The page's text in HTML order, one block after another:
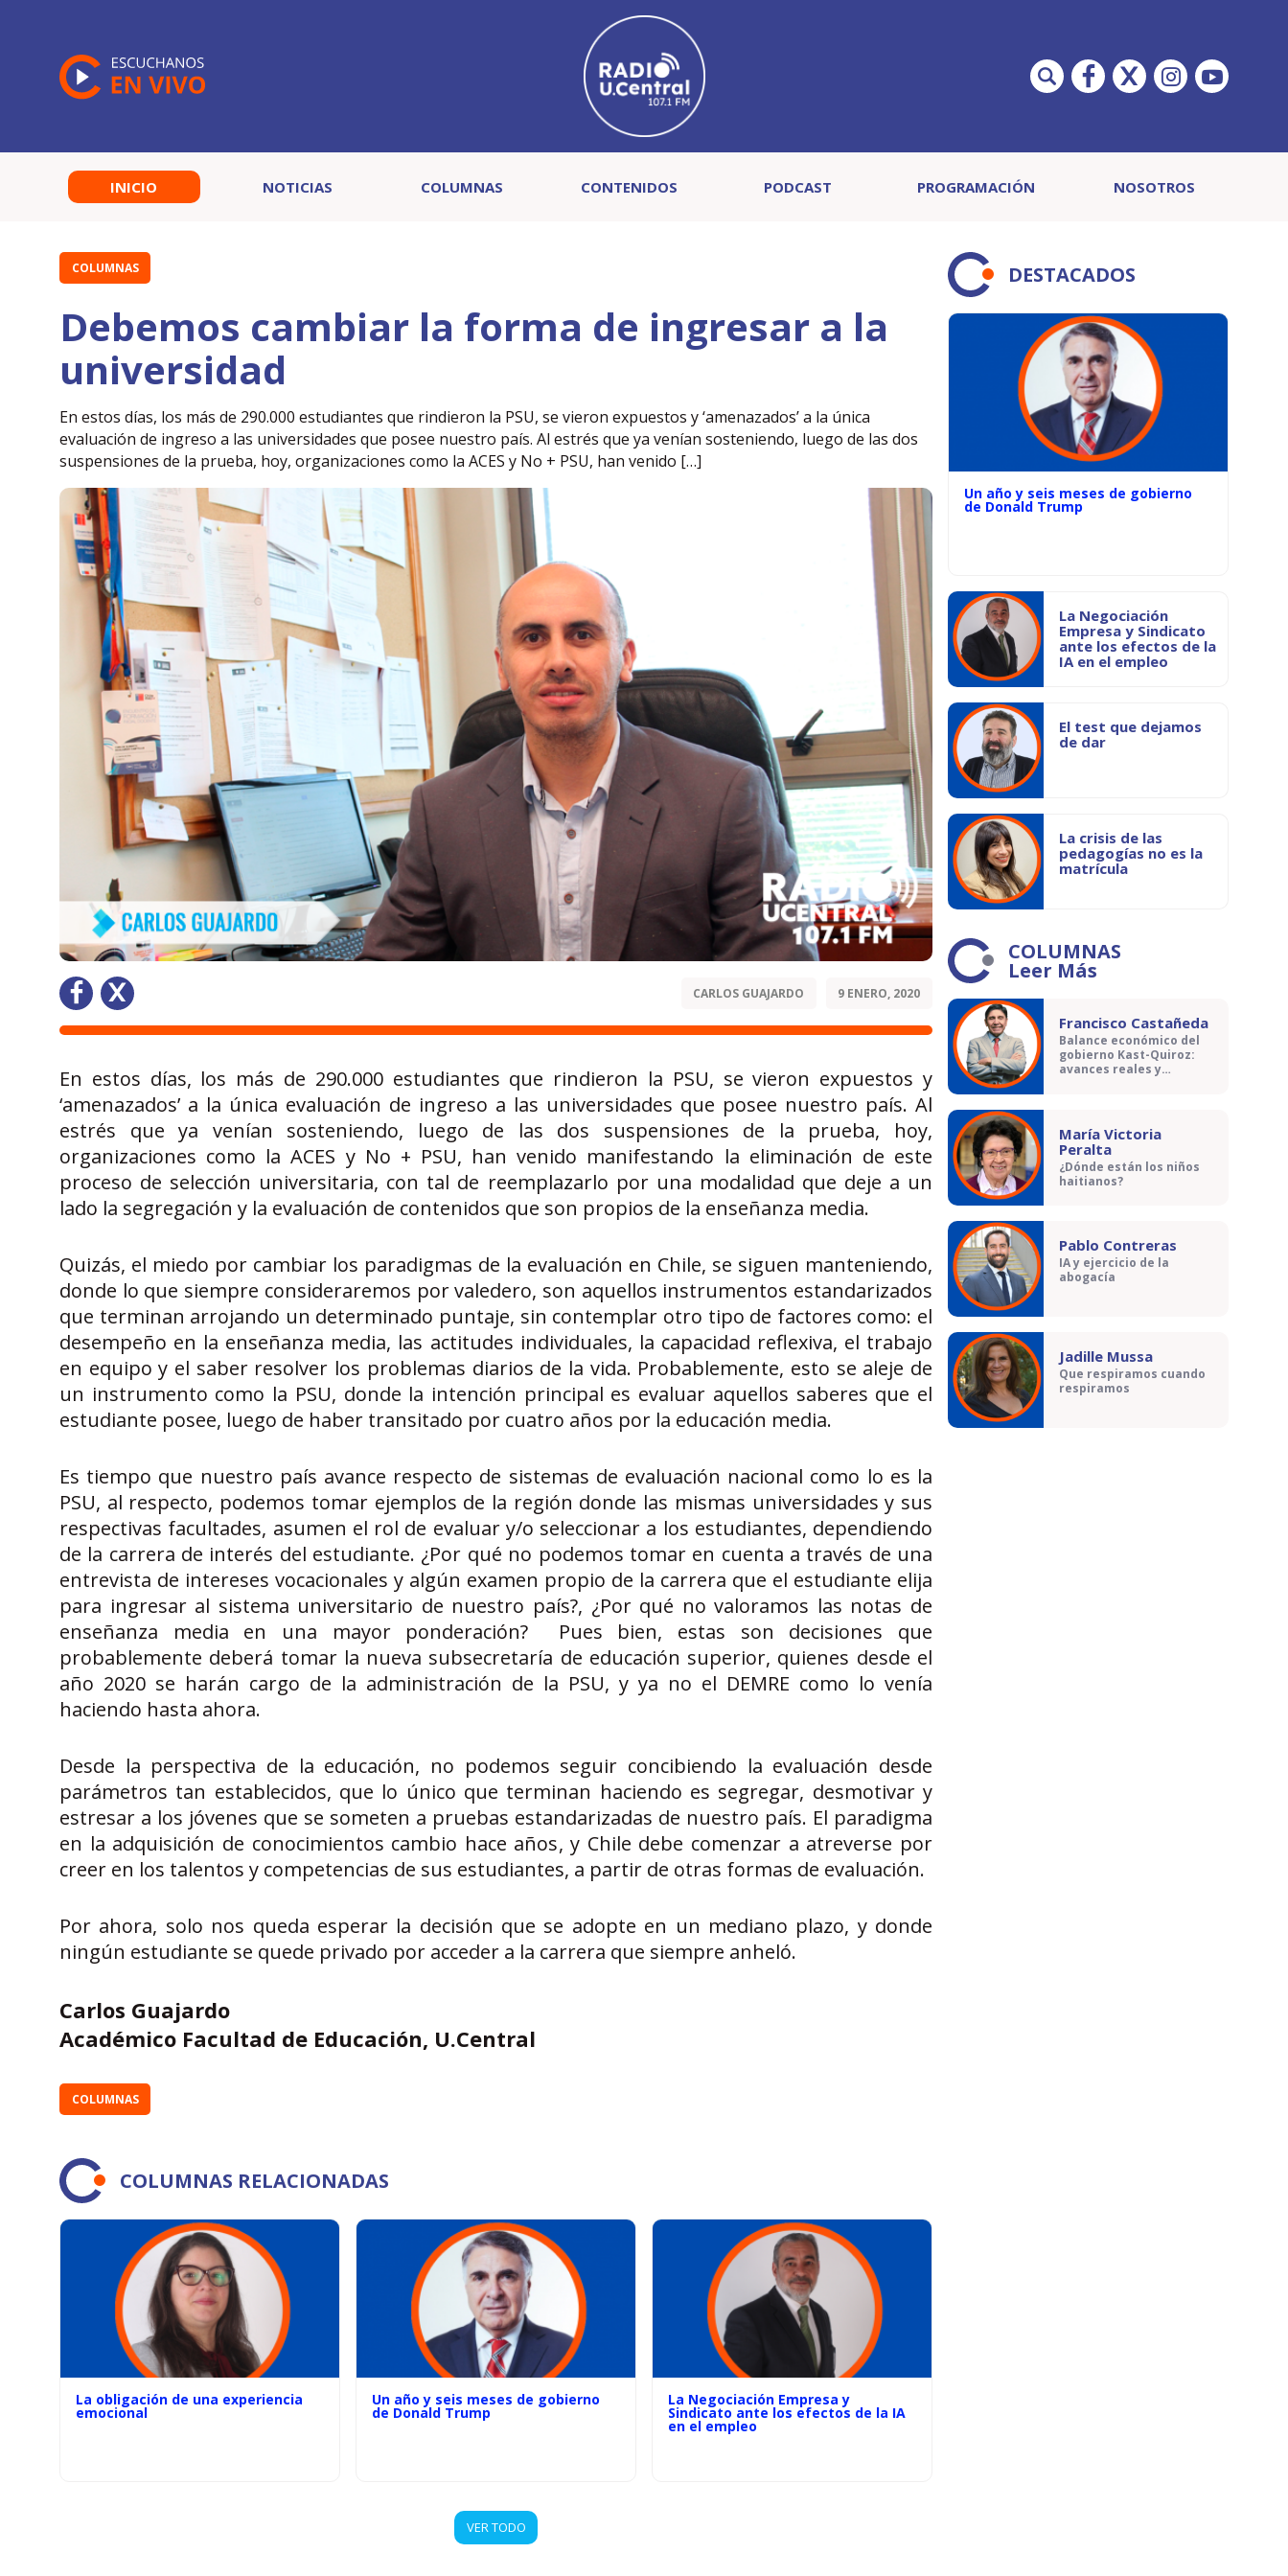
INICIO NOTICIAS COLUMNAS CONTENIDOS PODCAST PROGRAMACIÓN NOSOTROS
COLUMNAS
Debemos cambiar la forma de ingresar a la
universidad
En estos días, los más de 290.000 estudiantes que rindieron la PSU, se vieron expuestos y ‘amenazados’ a la única
evaluación de ingreso a las universidades que posee nuestro país. Al estrés que ya venían sosteniendo, luego de las dos
suspensiones de la prueba, hoy, organizaciones como la ACES y No + PSU, han venido […]
CARLOS GUAJARDO 9 ENERO, 2020
En estos días, los más de 290.000 estudiantes que rindieron la PSU, se vieron expuestos y
‘amenazados’ a la única evaluación de ingreso a las universidades que posee nuestro país. Al
estrés que ya venían sosteniendo, luego de las dos suspensiones de la prueba, hoy,
organizaciones como la ACES y No + PSU, han venido manifestando la eliminación de este
proceso de selección universitaria, con tal de reemplazarlo por una modalidad que deje a un
lado la segregación y la evaluación de contenidos que son propios de la enseñanza media.
Quizás, el miedo por cambiar los paradigmas de la evaluación en Chile, se siguen manteniendo,
donde lo que siempre consideraremos por valedero, son aquellos instrumentos estandarizados
que terminan arrojando un determinado puntaje, sin contemplar otro tipo de factores como: el
desempeño en la enseñanza media, las actitudes individuales, la capacidad reflexiva, el trabajo
en equipo y el saber resolver los problemas diarios de la vida. Probablemente, esto se aleje de
un instrumento como la PSU, donde la intención principal es evaluar aquellos saberes que el
estudiante posee, luego de haber transitado por cuatro años por la educación media.
Es tiempo que nuestro país avance respecto de sistemas de evaluación nacional como lo es la
PSU, al respecto, podemos tomar ejemplos de la región donde las mismas universidades y sus
respectivas facultades, asumen el rol de evaluar y/o seleccionar a los estudiantes, dependiendo
de la carrera de interés del estudiante. ¿Por qué no podemos tomar en cuenta a través de una
entrevista de intereses vocacionales y algún examen propio de la carrera que el estudiante elija
para ingresar al sistema universitario de nuestro país?, ¿Por qué no valoramos las notas de
enseñanza media en una mayor ponderación? Pues bien, estas son decisiones que
probablemente deberá tomar la nueva subsecretaría de educación superior, quienes desde el
año 2020 se harán cargo de la administración de la PSU, y ya no el DEMRE como lo venía
haciendo hasta ahora.
Desde la perspectiva de la educación, no podemos seguir concibiendo la evaluación desde
parámetros tan establecidos, que lo único que terminan haciendo es segregar, desmotivar y
estresar a los jóvenes que se someten a pruebas estandarizadas de nuestro país. El paradigma
en la adquisición de conocimientos cambio hace años, y Chile debe comenzar a atreverse por
creer en los talentos y competencias de sus estudiantes, a partir de otras formas de evaluación.
Por ahora, solo nos queda esperar la decisión que se adopte en un mediano plazo, y donde
ningún estudiante se quede privado por acceder a la carrera que siempre anheló.
Carlos Guajardo
Académico Facultad de Educación, U.Central
COLUMNAS
COLUMNAS RELACIONADAS
La obligación de una experiencia
emocional
Un año y seis meses de gobierno
de Donald Trump
La Negociación Empresa y
Sindicato ante los efectos de la IA
en el empleo
VER TODO
DESTACADOS
Un año y seis meses de gobierno
de Donald Trump
La Negociación
Empresa y Sindicato
ante los efectos de la
IA en el empleo
El test que dejamos
de dar
La crisis de las
pedagogías no es la
matrícula
COLUMNAS
Leer Más
Francisco Castañeda
Balance económico del
gobierno Kast-Quiroz:
avances reales y
María Victoria
Peralta
¿Dónde están los niños
haitianos?
Pablo Contreras
IA y ejercicio de la
abogacía
Jadille Mussa
Que respiramos cuando
respiramos